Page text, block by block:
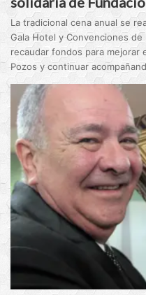
La tradicional cena anual se
Gala Hotel y Convenciones
recaudar fondos para mejorar
Pozos y continuar